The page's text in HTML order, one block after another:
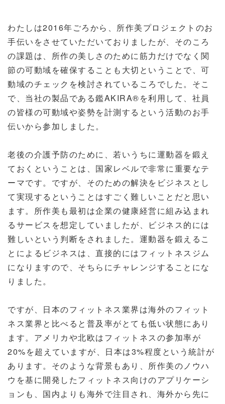
わたしは2016年ごろから、所作美プロジェクトのお
手伝いをさせていただいておりましたが、そのころ
の課題は、所作の美しさのために筋力だけでなく関
節の可動域を確保することも大切ということで、可
動域のチェックを検討されているころでした。そこ
で、当社の製品である鑑AKIRA®を利用して、社員
の皆様の可動域や姿勢を計測するという活動のお手
伝いから参加しました。
老後の介護予防のために、若いうちに運動器を鍛え
ておくということは、国家レベルで非常に重要なテ
ーマです。ですが、そのための解決をビジネスとし
て実現するということはすごく難しいことだと思い
ます。所作美も最初は企業の健康経営に組み込まれ
るサービスを想定していましたが、ビジネス的には
難しいという判断をされました。運動器を鍛えるこ
とによるビジネスは、直接的にはフィットネスジム
になりますので、そちらにチャレンジすることにな
りました。
ですが、日本のフィットネス業界は海外のフィット
ネス業界と比べると普及率がとても低い状態にあり
ます。アメリカや北欧はフィットネスの参加率が
20%を超えていますが、日本は3%程度という統計が
あります。そのような背景もあり、所作美のノウハ
ウを基に開発したフィットネス向けのアプリケーシ
ョンも、国内よりも海外で注目され、海外から先に